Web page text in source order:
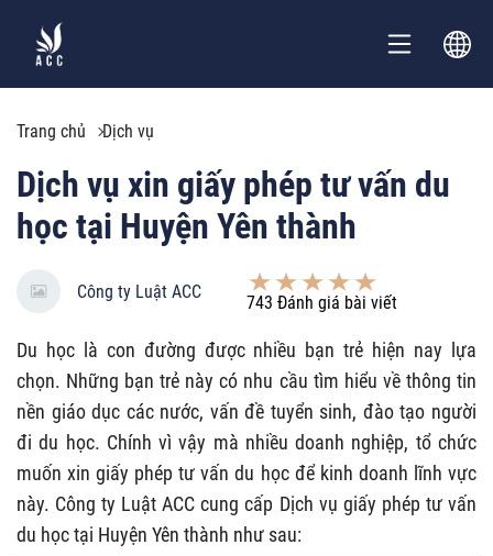
Trang chủ Dịch vụ
Dịch vụ xin giấy phép tư vấn du
học tại Huyện Yên thành
Công ty Luật ACC
743 Đánh giá bài viết
Du học là con đường được nhiều bạn trẻ hiện nay lựa
chọn. Những bạn trẻ này có nhu cầu tìm hiểu về thông tin
nền giáo dục các nước, vấn đề tuyển sinh, đào tạo người
đi du học. Chính vì vậy mà nhiều doanh nghiệp, tổ chức
muốn xin giấy phép tư vấn du học để kinh doanh lĩnh vực
này. Công ty Luật ACC cung cấp Dịch vụ giấy phép tư vấn
du học tại Huyện Yên thành như sau: